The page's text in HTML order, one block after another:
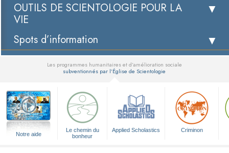
OUTILS DE SCIENTOLOGIE POUR LA
VIE
Spots d’information
Les programmes humanitaires et d’amélioration sociale
subventionnés par l’Église de Scientologie
Notre aide
Le chemin du
bonheur
Applied Scholastics Criminon